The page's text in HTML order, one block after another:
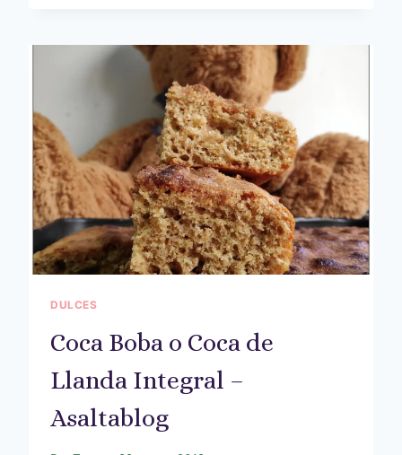
DULCES
Coca Boba o Coca de
Llanda Integral –
Asaltablog